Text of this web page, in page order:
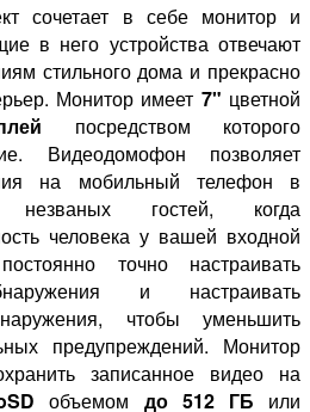
сочетает в себе монитор и
в него устройства отвечают
стильного дома и прекрасно
Монитор имеет 7" цветной
посредством которого
Видеодомофон позволяет
на мобильный телефон в
незваных гостей, когда
человека у вашей входной
точно настраивать
и настраивать
чтобы уменьшить
предупреждений. Монитор
записанное видео на
объемом до 512 ГБ или